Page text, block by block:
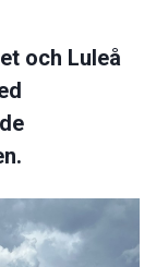
och Luleå